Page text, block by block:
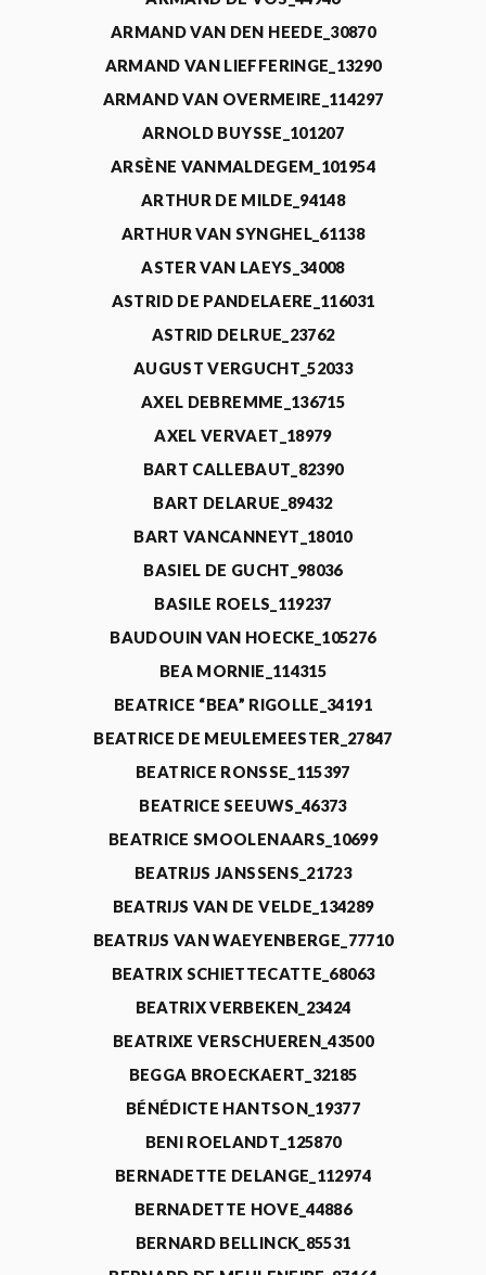
ARMAND VAN DEN HEEDE_30870
ARMAND VAN LIEFFERINGE_13290
ARMAND VAN OVERMEIRE_114297
ARNOLD BUYSSE_101207
ARSÈNE VANMALDEGEM_101954
ARTHUR DE MILDE_94148
ARTHUR VAN SYNGHEL_61138
ASTER VAN LAEYS_34008
ASTRID DE PANDELAERE_116031
ASTRID DELRUE_23762
AUGUST VERGUCHT_52033
AXEL DEBREMME_136715
AXEL VERVAET_18979
BART CALLEBAUT_82390
BART DELARUE_89432
BART VANCANNEYT_18010
BASIEL DE GUCHT_98036
BASILE ROELS_119237
BAUDOUIN VAN HOECKE_105276
BEA MORNIE_114315
BEATRICE “BEA” RIGOLLE_34191
BEATRICE DE MEULEMEESTER_27847
BEATRICE RONSSE_115397
BEATRICE SEEUWS_46373
BEATRICE SMOOLENAARS_10699
BEATRIJS JANSSENS_21723
BEATRIJS VAN DE VELDE_134289
BEATRIJS VAN WAEYENBERGE_77710
BEATRIX SCHIETTECATTE_68063
BEATRIX VERBEKEN_23424
BEATRIXE VERSCHUEREN_43500
BEGGA BROECKAERT_32185
BÉNÉDICTE HANTSON_19377
BENI ROELANDT_125870
BERNADETTE DELANGE_112974
BERNADETTE HOVE_44886
BERNARD BELLINCK_85531